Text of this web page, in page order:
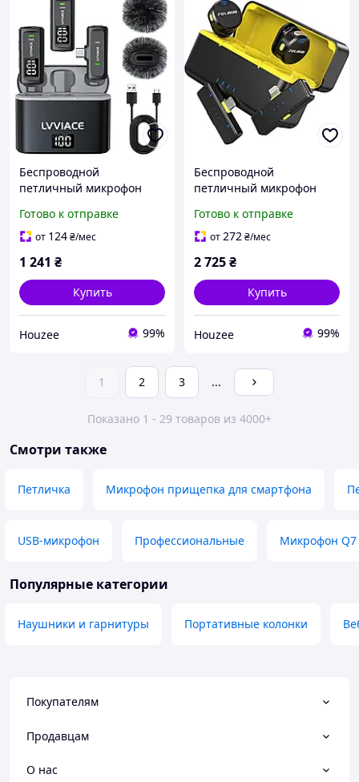
Беспроводной
петличный микрофон
кейсом 2 микрофона USB
Type-C черный 40 часов
Готово к отправке
от 124₴/мес
1 241 ₴
Купить
Houzee 99%
Беспроводной
петличный микрофон
кейсом 2 передатчика и
приемника USB Type-C
Готово к отправке
от272₴/мес
2 725₴
Купить
Houzee 99%
1 2 3 ...
Показано 1 - 29 товаров из 4000+
Смотри также
Петличка Микрофон прищепка для смартфона
USB-микрофон Профессиональные Микрофон Q7
Популярные категории
Наушники и гарнитуры Портативные колонки
Покупателям
Продавцам
О нас